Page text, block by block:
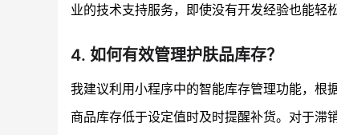
业的技术支持服务，即使没有开发经验也能轻松
4. 如何有效管理护肤品库存？
我建议利用小程序中的智能库存管理功能，根
商品库存低于设定值时及时提醒补货。对于滞